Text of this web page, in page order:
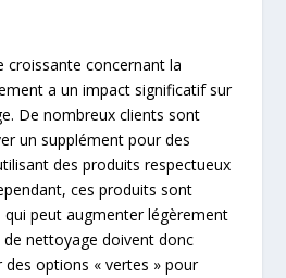
croissante concernant la
a un impact significatif sur
De nombreux clients sont
un supplément pour des
des produits respectueux
ces produits sont
qui peut augmenter légèrement
nettoyage doivent donc
options « vertes » pour